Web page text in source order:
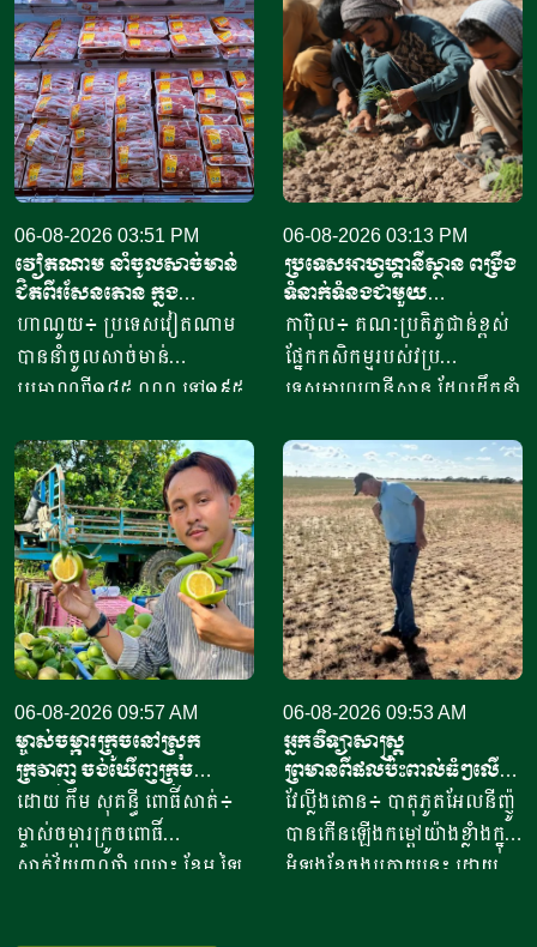
06-08-2026 03:51 PM
វៀតណាម នាំចូលសាច់មាន់
ជិតពីរសែនតោន ក្នុង
ឆមាសទី១ ដោយភាគច្រើននាំ
ចូលពីអាម៉េរិក
ហាណូយ៖ ប្រទេសវៀតណាម
បាននាំចូលសាច់មាន់
ប្រមាណពី១៨៥ ០០០ ទៅ១៩៥
ឆ្នាំ២០២៦នេះ ដោយក្នុងនោះការ
នាំចូលពីសហរដ្ឋអាម៉េរិក មាន
រហូតដល់ជិត៦២ភាគរយនៃ
បរិមាណនាំចូលសរុប។ ការនាំ
ចូលនេះ មានតម្លៃទឹកប្រាក់
ប្រមាណពី១៩០ ទៅ២០៥លាន
ដុល្លារ ខណៈពេលការនាំចូល
សាច់ និងគ្រឿងក្នុង បានកើន
ឡើងពី២៦ ទៅ៣៧,៦ភាគរយ
ប្រៀបធៀបនឹងរយៈពេលដូចគ្នា
កាលពីឆ្នាំ២០២៥។ សមាគម
បសុសត្វបានឱ្យដឹងថា ការកាត់
បន្ថយពន្ធគយក្រោមពាណិជ្ជកម្ម
សេរី បានបង្កើនសមត្ថភាពប្រកួត
06-08-2026 03:13 PM
ប្រទេសអាហ្វហ្គានីស្ថាន ពង្រឹង
ទំនាក់ទំនងជាមួយ
ប្រទេសម៉ុលដូវ៉ា ដើម្បីជំរុញ
កិច្ចសហប្រតិបត្តិការផ្នែក
វិទ្យាសាស្ត្រ និងកសិកម្ម
កាប៊ុល៖ គណៈប្រតិភូជាន់ខ្ពស់
ផ្នែកកសិកម្មរបស់វប្រ
ទេសអាហ្វហ្គានីស្ថាន ដែលដឹកនាំ
អាហ្សាម អូសម៉ានី (Sadr Azam
Osmani) បានទៅបំពេញទស្សន
កិច្ចនៅប្រទេសម៉ុលដូវ៉ា ចាប់ពី
ថ្ងៃទី២ ដល់ទី៧ ខែសីហា
ឆ្នាំ២០២៦ ដើម្បីពង្រឹងកិច្ចសហ
ប្រតិបត្តិការរវាងប្រទេសទាំងពីរ
លើវិស័យស្រាវជ្រាវវិទ្យាសាស្ត្រ
បច្ចេកវិទ្យាកសិកម្មទំនើប និងការ
គ្រប់គ្រងសត្វល្អិតចង្រៃ។
មន្ត្រីអាហ្វហ្គានីស្ថានមានបំណង
ប្រើប្រាស់ជំនាញ និងបទ
ពិសោធន៍របស់អឺរ៉ុប ដើម្បីពង្រឹង
សមត្ថភាពស្រាវជ្រាវរបស់ខ្លួន
និងលើកកម្ពស់ការអភិវឌ្ឍ
06-08-2026 09:57 AM
ម្ចាស់ចម្ការក្រូចនៅស្រុក
ក្រវាញ ចង់ឃើញក្រូច
ពោធិ៍សាត់មានម៉ាកសម្គាល់
សមូហភាព
ដោយ កឹម សុគន្ធី ពោធិ៍សាត់៖
ម្ចាស់ចម្ការក្រូចពោធិ៍
សាត់វ័យ៣០ឆ្នាំ ឈ្មោះ ខែម ឡៃ
06-08-2026 09:53 AM
អ្នកវិទ្យាសាស្ត្រ
ព្រមានពីផលប៉ះពាល់ធំៗលើ
ប្រទេសនូវែលសេឡង់ ទោះបី
មិនទាន់កើតឡើងក៏ដោយ
វែល្លីងតោន៖ បាតុភូតអែលនីញ៉ូ
បានកើនឡើងកម្ដៅយ៉ាងខ្លាំងក្នុង
អំឡុងខែចុងក្រោយនេះ ដោយ